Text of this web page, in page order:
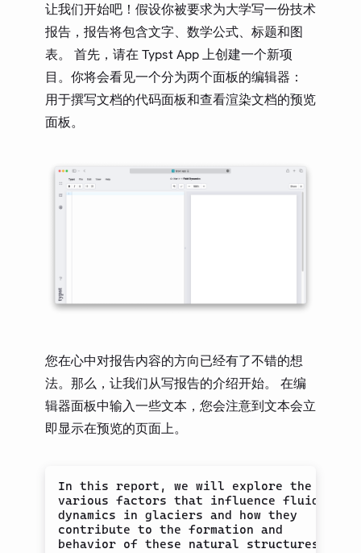
更新日志
路线图
术语表
让我们开始吧！假设你被要求为大学写一份技术
报告，报告将包含文字、数学公式、标题和图
表。 首先，请在 Typst App 上创建一个新项
目。你将会看见一个分为两个面板的编辑器：
用于撰写文档的代码面板和查看渲染文档的预览
面板。
您在心中对报告内容的方向已经有了不错的想
法。那么，让我们从写报告的介绍开始。 在编
辑器面板中输入一些文本，您会注意到文本会立
即显示在预览的页面上。
In this report, we will explore the
various factors that influence fluid
dynamics in glaciers and how they
contribute to the formation and